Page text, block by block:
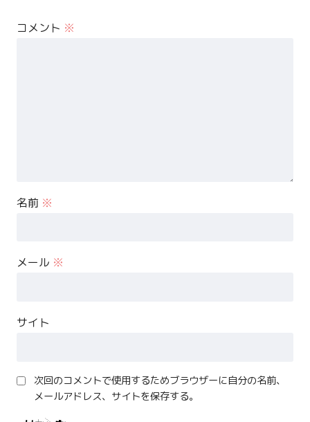
コメント ※
名前 ※
メール ※
サイト
次回のコメントで使用するためブラウザーに自分の名前、
メールアドレス、サイトを保存する。